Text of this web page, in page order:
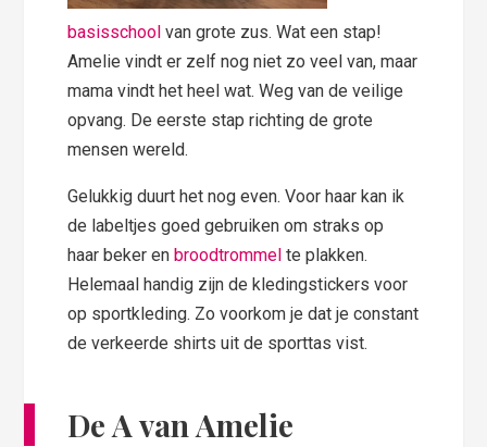
basisschool van grote zus. Wat een stap!
Amelie vindt er zelf nog niet zo veel van, maar
mama vindt het heel wat. Weg van de veilige
opvang. De eerste stap richting de grote
mensen wereld.
Gelukkig duurt het nog even. Voor haar kan ik
de labeltjes goed gebruiken om straks op
haar beker enbroodtrommel te plakken.
Helemaal handig zijn de kledingstickers voor
op sportkleding. Zo voorkom je dat je constant
de verkeerde shirts uit de sporttas vist.
De A van Amelie